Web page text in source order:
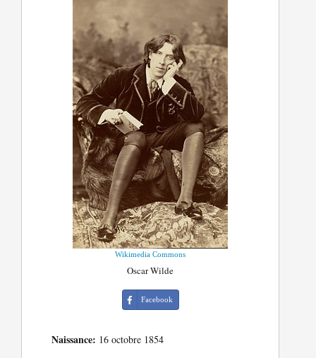
Wikimedia Commons
Oscar Wilde
Facebook
Naissance: 16 octobre 1854